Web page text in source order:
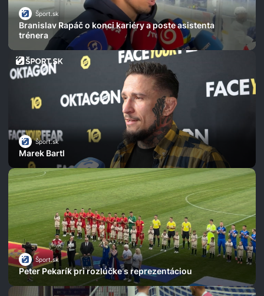
Šport.sk
Branislav Rapáč o konci kariéry a poste asistenta
trénera
Šport.sk
Marek Bartl
Šport.sk
Peter Pekarík pri rozlúčke s reprezentáciou